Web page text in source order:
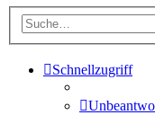
Schnellzugriff